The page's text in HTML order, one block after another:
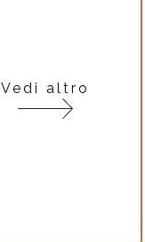
Vedi altro